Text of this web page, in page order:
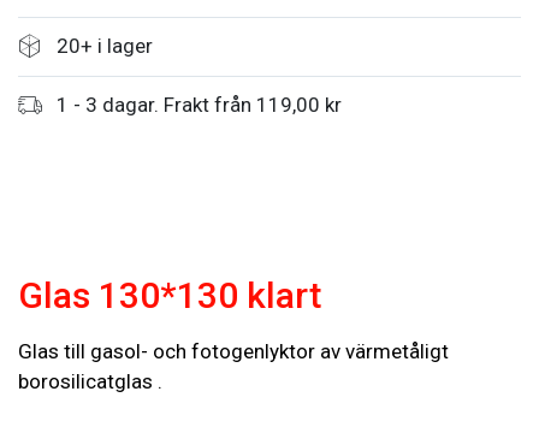
20+ i lager
1 - 3 dagar. Frakt från 119,00 kr
Glas 130*130 klart
Glas till gasol- och fotogenlyktor av värmetåligt
borosilicatglas .